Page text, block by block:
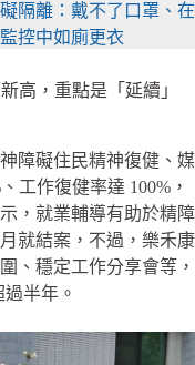
隔離：戴不了口罩、在
控中如廁更衣
高，重點是「延續」
神障礙住民精神復健、媒
工作復健率達 100%，
，就業輔導有助於精障
就結案，不過，樂禾康
、穩定工作分享會等，
半年。